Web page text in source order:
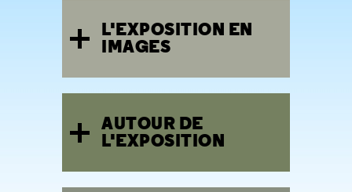
L'EXPOSITION EN
IMAGES
AUTOUR DE
L'EXPOSITION